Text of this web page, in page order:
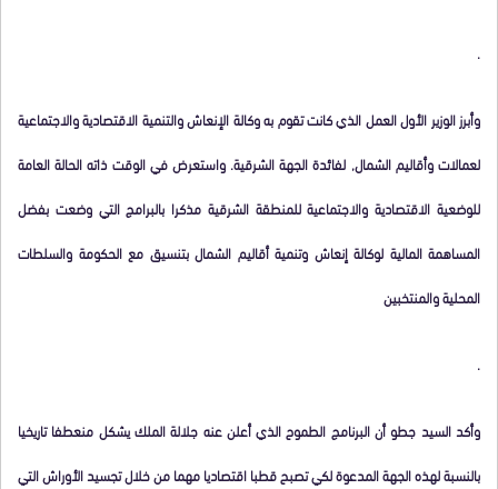
.
وأبرز الوزير الأول العمل الذي كانت تقوم به وكالة الإنعاش والتنمية الاقتصادية والاجتماعية
لعمالات وأقاليم الشمال, لفائدة الجهة الشرقية. واستعرض في الوقت ذاته الحالة العامة
للوضعية الاقتصادية والاجتماعية للمنطقة الشرقية مذكرا بالبرامج التي وضعت بفضل
المساهمة المالية لوكالة إنعاش وتنمية أقاليم الشمال بتنسيق مع الحكومة والسلطات
المحلية والمنتخبين
.
وأكد السيد جطو أن البرنامج الطموح الذي أعلن عنه جلالة الملك يشكل منعطفا تاريخيا
بالنسبة لهذه الجهة المدعوة لكي تصبح قطبا اقتصاديا مهما من خلال تجسيد الأوراش التي